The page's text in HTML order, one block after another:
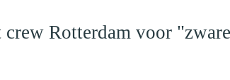
crew Rotterdam voor